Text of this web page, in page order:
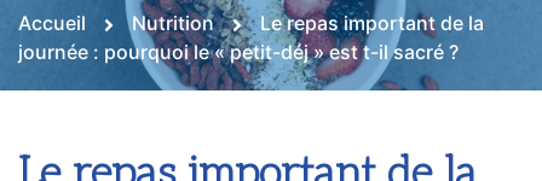
Accueil Nutrition
Le repas important de la
journée : pourquoi le « petit-déj » est t-il sacré ?